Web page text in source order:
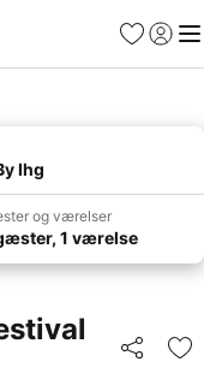
Favoritter
Log ind
Ihg
og værelser
1 værelse
Del